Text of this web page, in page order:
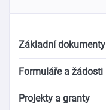
Základní dokumenty
Formuláře a žádosti
Projekty a granty